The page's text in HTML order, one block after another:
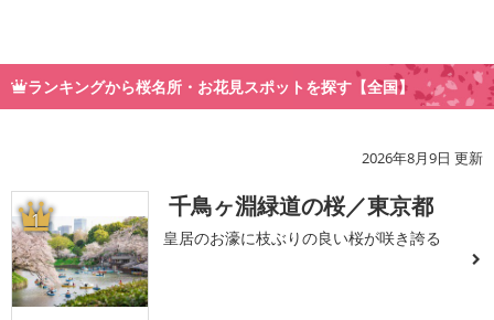
ランキングから桜名所・お花見スポットを探す【全国】
2026年8月9日 更新
1 千鳥ヶ淵緑道の桜／東京都
皇居のお濠に枝ぶりの良い桜が咲き誇る